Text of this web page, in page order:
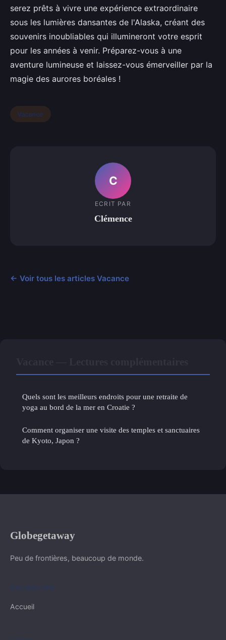
serez prêts à vivre une expérience extraordinaire
sous les lumières dansantes de l'Alaska, créant des
souvenirs inoubliables qui illumineront votre esprit
pour les années à venir. Préparez-vous à une
aventure lumineuse et laissez-vous émerveiller par la
magie des aurores boréales !
Vacance
C
ECRIT PAR
Clémence
← Voir tous les articles Vacance
Quels sont les meilleurs endroits pour une retraite de
yoga au bord de la mer en Croatie ?
Comment organiser une visite des temples et sanctuaires
de Kyoto, Japon ?
Globegetaway
Peu de frontières, beaucoup de monde.
NAVIGATION
Accueil